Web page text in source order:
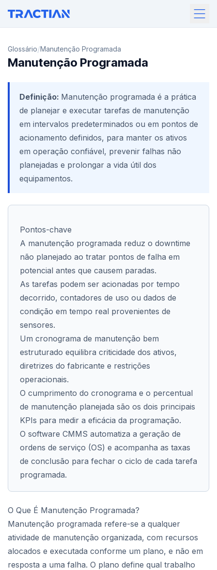
Glossário/Manutenção Programada
Manutenção Programada
Definição: Manutenção programada é a prática
de planejar e executar tarefas de manutenção
em intervalos predeterminados ou em pontos de
acionamento definidos, para manter os ativos
em operação confiável, prevenir falhas não
planejadas e prolongar a vida útil dos
equipamentos.
Pontos-chave
A manutenção programada reduz o downtime
não planejado ao tratar pontos de falha em
potencial antes que causem paradas.
As tarefas podem ser acionadas por tempo
decorrido, contadores de uso ou dados de
condição em tempo real provenientes de
sensores.
Um cronograma de manutenção bem
estruturado equilibra criticidade dos ativos,
diretrizes do fabricante e restrições
operacionais.
O cumprimento do cronograma e o percentual
de manutenção planejada são os dois principais
KPIs para medir a eficácia da programação.
O software CMMS automatiza a geração de
ordens de serviço (OS) e acompanha as taxas
de conclusão para fechar o ciclo de cada tarefa
programada.
O Que É Manutenção Programada?
Manutenção programada refere-se a qualquer
atividade de manutenção organizada, com recursos
alocados e executada conforme um plano, e não em
resposta a uma falha. O plano define qual trabalho